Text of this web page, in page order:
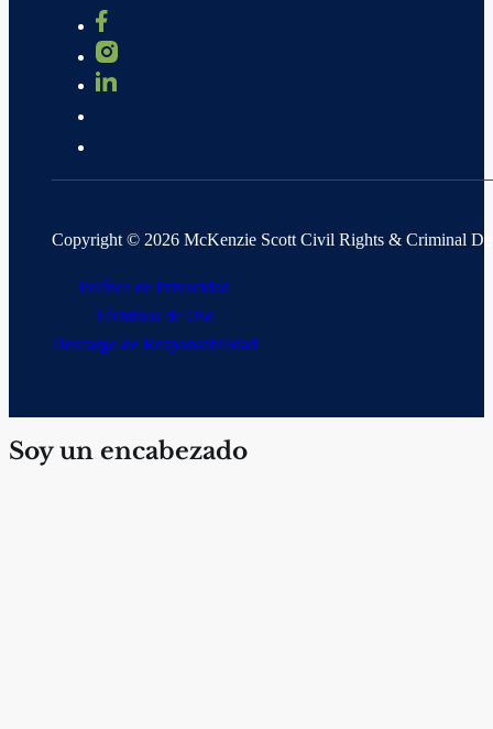
Copyright © 2026 McKenzie Scott Civil Rights & Criminal
Política de Privacidad
Términos de Uso
Descargo de Responsabilidad
Soy un encabezado